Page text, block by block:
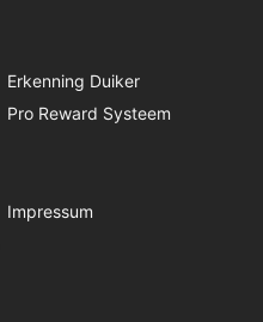
Erkenning Duiker
Pro Reward Systeem
Impressum